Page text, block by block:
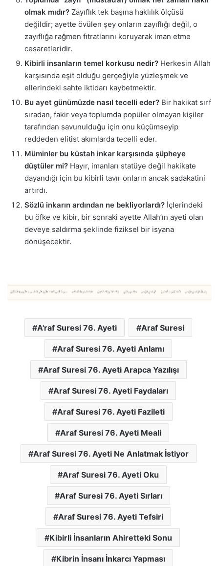
olmak mıdır? Zayıflık tek başına haklılık ölçüsü
değildir; ayette övülen şey onların zayıflığı değil, o
zayıflığa rağmen fıtratlarını koruyarak iman etme
cesaretleridir.
Kibirli insanların temel korkusu nedir? Herkesin Allah
karşısında eşit olduğu gerçeğiyle yüzleşmek ve
ellerindeki sahte iktidarı kaybetmektir.
Bu ayet günümüzde nasıl tecelli eder? Bir hakikat sırf
sıradan, fakir veya toplumda popüler olmayan kişiler
tarafından savunulduğu için onu küçümseyip
reddeden elitist akımlarda tecelli eder.
Müminler bu küstah inkar karşısında şüpheye
düştüler mi? Hayır, imanları statüye değil hakikate
dayandığı için bu kibirli tavır onların ancak sadakatini
artırdı.
Sözlü inkarın ardından ne bekliyorlardı? İçlerindeki
bu öfke ve kibir, bir sonraki ayette Allah’ın ayeti olan
deveye saldırma şeklinde fiziksel bir isyana
dönüşecektir.
A'raf Suresi 76. Ayeti Araf Suresi
Araf Suresi 76. Ayeti Anlamı
Araf Suresi 76. Ayeti Arapca Yazılışı
Araf Suresi 76. Ayeti Faydaları
Araf Suresi 76. Ayeti Fazileti
Araf Suresi 76. Ayeti Meali
Araf Suresi 76. Ayeti Ne Anlatmak İstiyor
Araf Suresi 76. Ayeti Oku
Araf Suresi 76. Ayeti Sırları
Araf Suresi 76. Ayeti Tefsiri
Kibirli İnsanların Ahiretteki Sonu
Kibrin İnsanı İnkarcı Yapması